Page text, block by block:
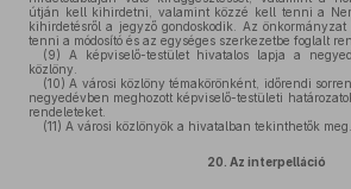
útján kell kihirdetni, valamint közzé kell tenni a
kihirdetésről a jegyző gondoskodik. Az
tenni a módosító és az egységes szerkezetbe foglalt
(9) A képviselő-testület hivatalos lapja a
közlöny.
(10) A városi közlöny témakörönként, időrendi
negyedévben meghozott képviselő-testületi
rendeleteket.
(11) A városi közlönyök a hivatalban tekinthetők meg.
20. Az interpelláció